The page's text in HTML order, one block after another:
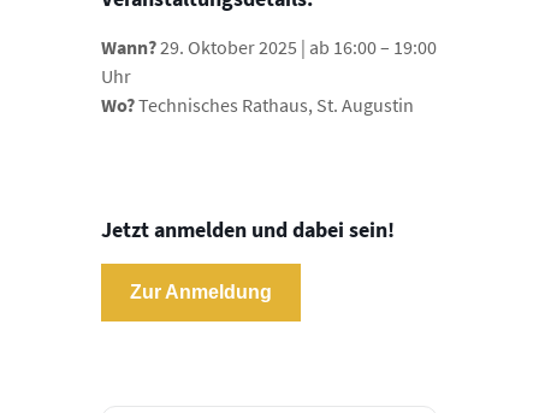
Wann?29. Oktober 2025 | ab 16:00 – 19:00
Uhr
Wo?Technisches Rathaus, St. Augustin
Jetzt anmelden und dabei sein!
Zur Anmeldung